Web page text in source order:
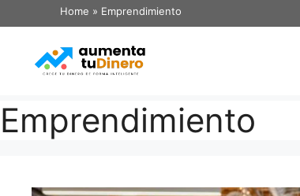
Home » Emprendimiento
Emprendimiento